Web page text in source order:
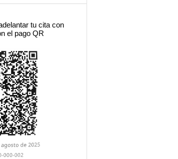
tu cita con
el pago QR